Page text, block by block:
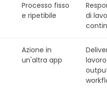
Processo fisso
e ripetibile
di
Azione in
un'altra app